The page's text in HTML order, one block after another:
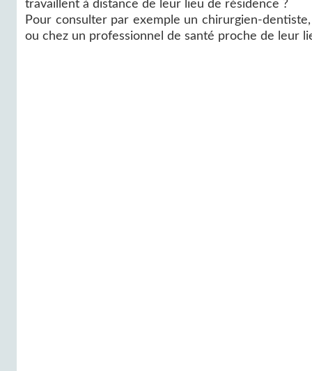
travaillent à distance de leur lieu de résidence ?
Pour consulter par exemple un chirurgien-
ou chez un professionnel de santé proche de leur